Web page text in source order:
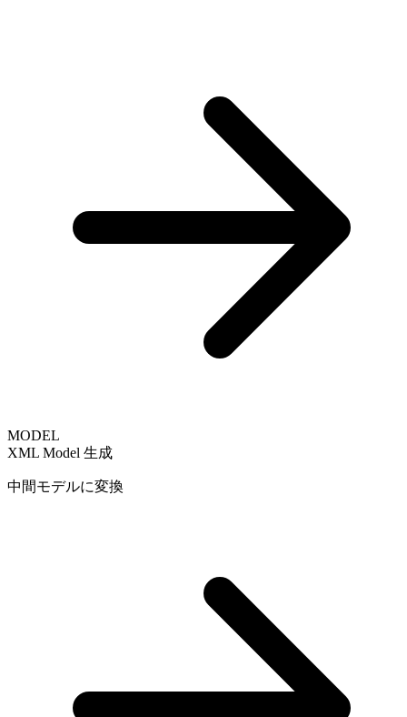
MODEL
XML Model 生成
中間モデルに変換